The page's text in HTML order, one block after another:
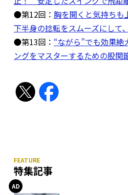
●第12回： 胸を開くと気持ち
下半身の捻転をスムーズにして
●第13回： “ながら”でも効果
ングをマスターするための股関
特集記事